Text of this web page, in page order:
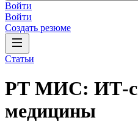
Войти
Войти
Создать резюме
Статьи
РТ МИС: ИТ-
медицины